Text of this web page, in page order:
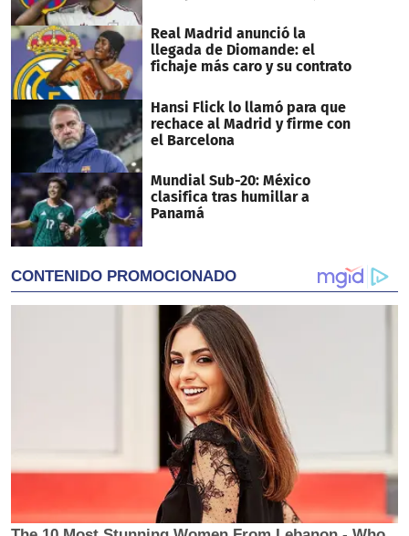
Real Madrid anunció la
llegada de Diomande: el
fichaje más caro y su contrato
Hansi Flick lo llamó para que
rechace al Madrid y firme con
el Barcelona
Mundial Sub-20: México
clasifica tras humillar a
Panamá